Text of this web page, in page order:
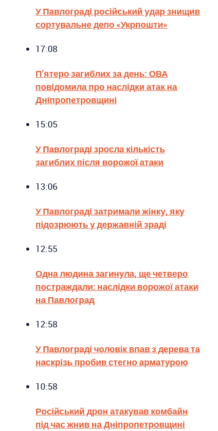
У Павлограді російський удар знищив
сортувальне депо «Укрпошти»
17:08
П’ятеро загиблих за день: ОВА
повідомила про наслідки атак на
Дніпропетровщині
15:05
У Павлограді зросла кількість
загиблих після ворожої атаки
13:06
У Павлограді затримали жінку, яку
підозрюють у державній зраді
12:55
Одна людина загинула, ще четверо
постраждали: наслідки ворожої атаки
на Павлоград
12:58
У Павлограді чоловік впав з дерева та
наскрізь пробив стегно арматурою
10:58
Російський дрон атакував комбайн
під час жнив на Дніпропетровщині